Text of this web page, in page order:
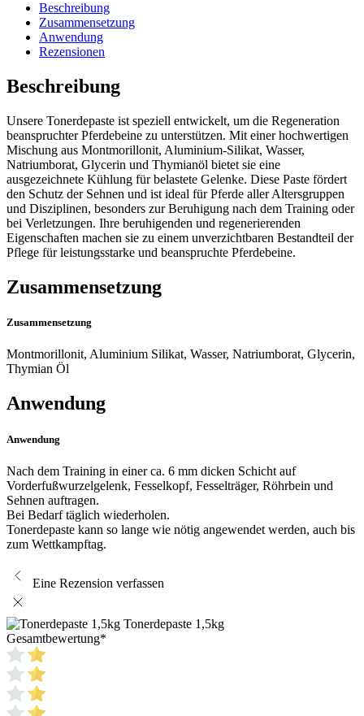
Beschreibung
Zusammensetzung
Anwendung
Rezensionen
Beschreibung
Unsere Tonerdepaste ist speziell entwickelt, um die Regeneration
beanspruchter Pferdebeine zu unterstützen. Mit einer hochwertigen
Mischung aus Montmorillonit, Aluminium-Silikat, Wasser,
Natriumborat, Glycerin und Thymianöl bietet sie eine
ausgezeichnete Kühlung für belastete Gelenke. Diese Paste fördert
den Schutz der Sehnen und ist ideal für Pferde aller Altersgruppen
und Disziplinen, besonders zur Beruhigung nach dem Training oder
bei Verletzungen. Ihre beruhigenden und regenerierenden
Eigenschaften machen sie zu einem unverzichtbaren Bestandteil der
Pflege für leistungsstarke und beanspruchte Pferdebeine.
Zusammensetzung
Zusammensetzung
Montmorillonit, Aluminium Silikat, Wasser, Natriumborat, Glycerin,
Thymian Öl
Anwendung
Anwendung
Nach dem Training in einer ca. 6 mm dicken Schicht auf
Vorderfußwurzelgelenk, Fesselkopf, Fesselträger, Röhrbein und
Sehnen auftragen.
Bei Bedarf täglich wiederholen.
Tonerdepaste kann so lange wie nötig angewendet werden, auch bis
zum Wettkampftag.
Eine Rezension verfassen
Tonerdepaste 1,5kg
Gesamtbewertung*